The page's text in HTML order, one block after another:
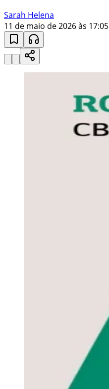
Sarah Helena
11 de maio de 2026 às 17:05